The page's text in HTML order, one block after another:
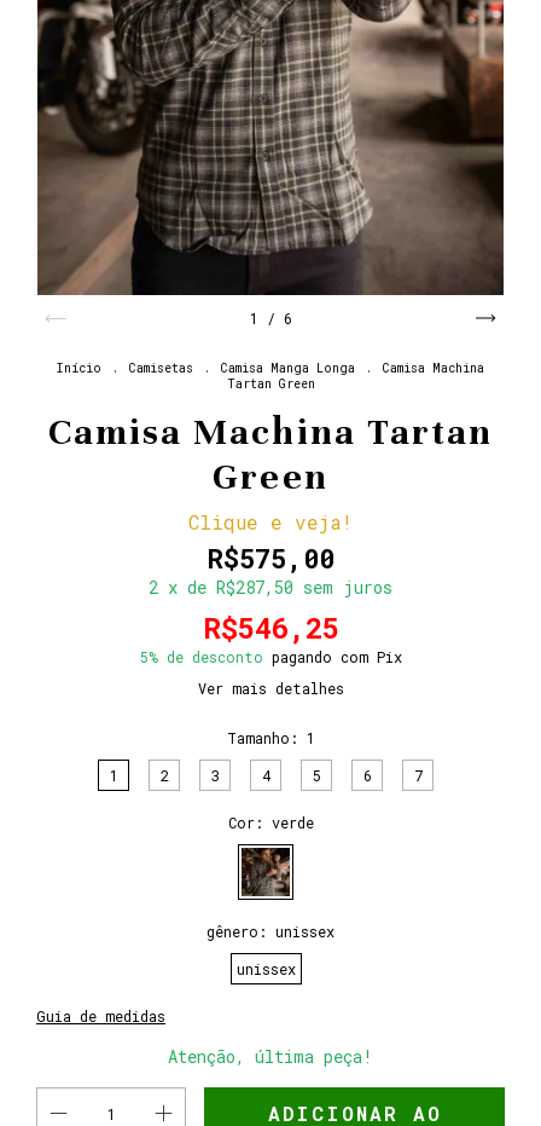
1 / 6
Início . Camisetas . Camisa Manga Longa .
Camisa Machina
Tartan Green
Camisa Machina Tartan
Green
Clique e veja!
R$575,00
2 x de R$287,50 sem juros
R$546,25
5% de desconto pagando com Pix
Ver mais detalhes
Tamanho: 1
1
2 3 4 5 6 7
Cor: verde
gênero: unissex
unissex
Guia de medidas
Atenção, última peça!